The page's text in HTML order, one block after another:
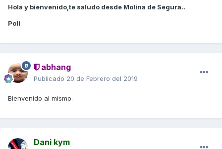
Hola y bienvenido,te saludo desde Molina de Segura..
Poli
abhang
Publicado 20 de Febrero del 2019
Bienvenido al mismo.
Dani kym